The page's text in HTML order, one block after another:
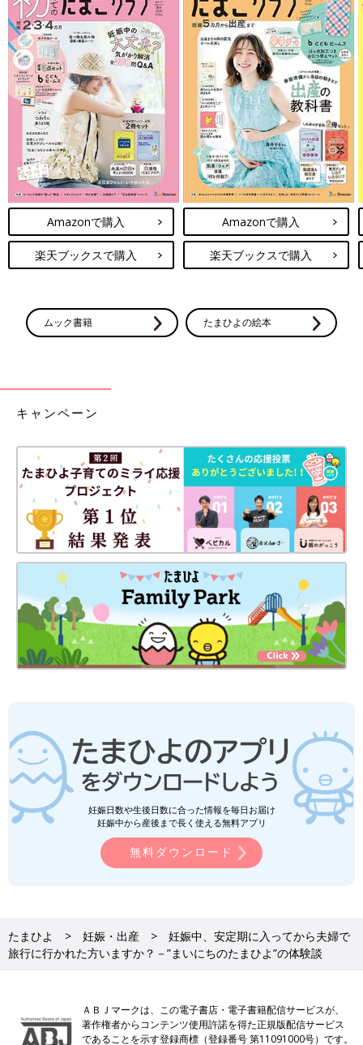
＼月間投稿数80万件以上／ 同じ出産予定月の妊婦さん同士で情
報交換できる同期ルームと、先輩ママの知恵を借りられる「グッ
ズ」や「お金」「出産レポート」などのカテゴリルームの２種類
をご用意♪
無料公式アプリをダウンロード ＞
※上記の投稿は、アプリ「まいにちのたまひよ」ルームに投稿されたものから引用
しており、アイコン画像やユーザ名など一部編集しています。
Amazonで購入
楽天ブックスで購入
Amazonで購入
楽天ブックスで購入
ムック書籍 たまひよの絵本
キャンペーン
妊娠日数や生後日数に合った情報を毎日お届け
妊娠中から産後まで長く使える無料アプリ
無料ダウンロード
たまひよ 妊娠・出産
妊娠中、安定期に入ってから夫婦で
旅行に行かれた方いますか？－”まいにちのたまひよ”の体験談
ＡＢＪマークは、この電子書店・電子書籍配信サービスが、
著作権者からコンテンツ使用許諾を得た正規版配信サービス
であることを示す登録商標（登録番号 第11091000号）です。